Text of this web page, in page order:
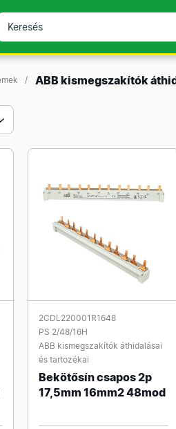
ABB kismegszakítók
2CDL220001R1648
PS 2/48/16H
ABB kismegszakítók áthidalásai
és tartozékai
Bekötősín csapos 2p
17,5mm 16mm2 48mod